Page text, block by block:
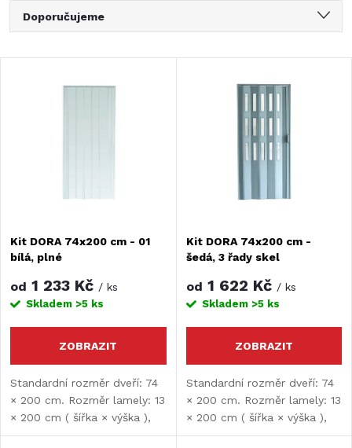
Ř
a
p
r
o
d
u
Doporučujeme
s
p
r
d
u
Kit DORA 74x200 cm - 01
bílá, plné
od 1 233 Kč / ks
Skladem >5 ks
ZOBRAZIT
Standardní rozměr dveří: 74
× 200 cm. Rozměr lamely: 13
× 200 cm ( šířka × výška ),
tloušťka lamely: 9 mm.
Kit DORA 74x200 cm -
šedá, 3 řady skel
od 1 622 Kč / ks
Skladem >5 ks
ZOBRAZIT
Standardní rozměr dveří: 74
× 200 cm. Rozměr lamely: 13
× 200 cm ( šířka × výška ),
tloušťka lamely: 9 mm.